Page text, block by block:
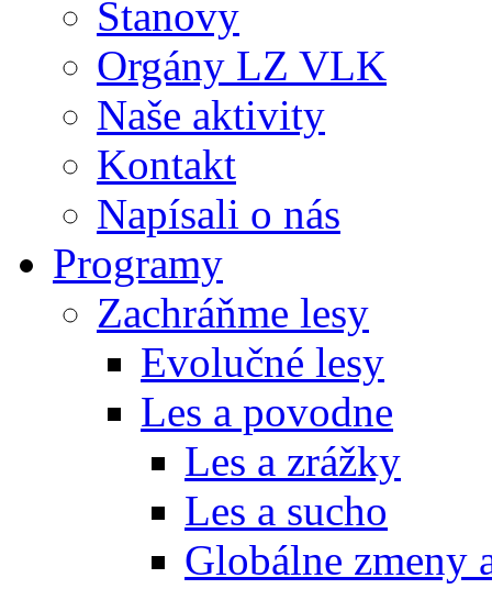
Stanovy
Orgány LZ VLK
Naše aktivity
Kontakt
Napísali o nás
Programy
Zachráňme lesy
Evolučné lesy
Les a povodne
Les a zrážky
Les a sucho
Globálne zmeny